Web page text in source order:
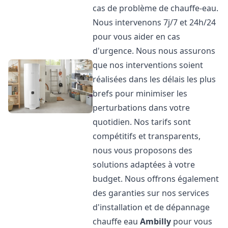
cas de problème de chauffe-eau.
Nous intervenons 7j/7 et 24h/24
pour vous aider en cas
d'urgence. Nous nous assurons
que nos interventions soient
réalisées dans les délais les plus
brefs pour minimiser les
perturbations dans votre
quotidien. Nos tarifs sont
compétitifs et transparents,
nous vous proposons des
solutions adaptées à votre
budget. Nous offrons également
des garanties sur nos services
d'installation et de dépannage
chauffe eauAmbilly pour vous